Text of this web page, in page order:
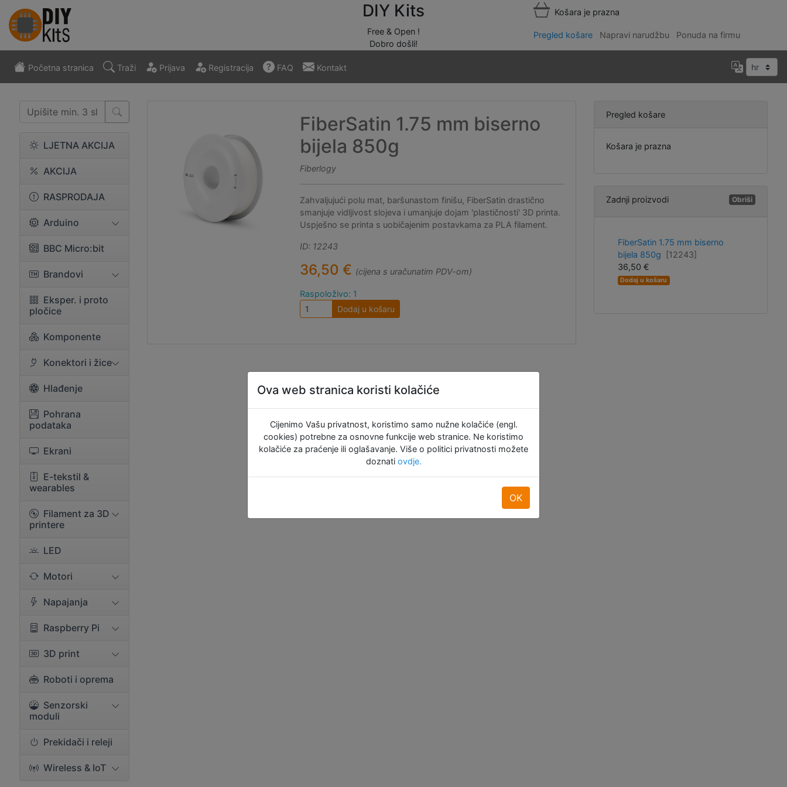
DIY Kits
Free & Open !
Dobro došli!
Košara je prazna
Pregled košare Napravi narudžbu Ponuda na firmu
Početna stranica Traži Prijava Registracija FAQ Kontakt
LJETNA AKCIJA
AKCIJA
RASPRODAJA
Arduino
BBC Micro:bit
Brandovi
Eksper. i proto
pločice
Komponente
Konektori i žice
Hlađenje
Pohrana
podataka
Ekrani
E-tekstil &
wearables
Filament za 3D
printere
LED
Motori
Napajanja
Raspberry Pi
3D print
Roboti i oprema
Senzorski
moduli
Prekidači i releji
Wireless & IoT
FiberSatin 1.75 mm biserno
bijela 850g
Fiberlogy
Zahvaljujući polu mat, baršunastom finišu, FiberSatin drastično
smanjuje vidljivost slojeva i umanjuje dojam 'plastičnosti' 3D printa.
Uspješno se printa s uobičajenim postavkama za PLA filament.
ID: 12243
36,50 € (cijena s uračunatim PDV-om)
Raspoloživo: 1
Dodaj u košaru
Pregled košare
Košara je prazna
Zadnji proizvodi Obriši
FiberSatin 1.75 mm biserno
bijela 850g
[12243]
36,50 €
Dodaj u košaru
Ova web stranica koristi kolačiće
Cijenimo Vašu privatnost, koristimo samo nužne kolačiće (engl.
cookies) potrebne za osnovne funkcije web stranice. Ne koristimo
kolačiće za praćenje ili oglašavanje. Više o politici privatnosti možete
doznatiovdje.
OK